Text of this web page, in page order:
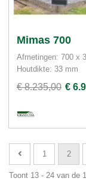
Mimas 700
Afmetingen: 700 x
Houtdikte: 33 mm
€ 8.235,00 €
1 2
Toont 13 - 24 van de